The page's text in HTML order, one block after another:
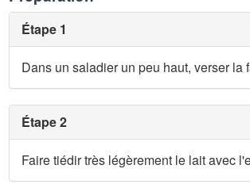
Étape 1
Dans un saladier un peu haut, verser la
Étape 2
Faire tiédir très légèrement le lait avec